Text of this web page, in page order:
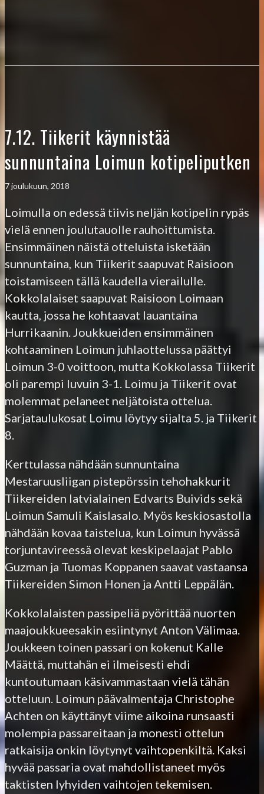
7.12. Tiikerit käynnistää
sunnuntaina Loimun kotipeliputken
7 joulukuun, 2018
Loimulla on edessä tiivis neljän kotipelin rypäs
vielä ennen joulutauolle rauhoittumista.
Ensimmäinen näistä otteluista isketään
sunnuntaina, kun Tiikerit saapuvat Raisioon
toistamiseen tällä kaudella vierailulle.
Kokkolalaiset saapuvat Raisioon Loimaan
kautta, jossa he kohtaavat lauantaina
Hurrikaanin. Joukkueiden ensimmäinen
kohtaaminen Loimun juhlaottelussa päättyi
Loimun 3-0 voittoon, mutta Kokkolassa Tiikerit
oli parempi luvuin 3-1. Loimu ja Tiikerit ovat
molemmat pelaneet neljätoista ottelua.
Sarjataulukosat Loimu löytyy sijalta 5. ja Tiikerit
8.
Kerttulassa nähdään sunnuntaina
Mestaruusliigan pistepörssin tehohakkurit
Tiikereiden latvialainen Edvarts Buivids sekä
Loimun Samuli Kaislasalo. Myös keskiosastolla
nähdään kovaa taistelua, kun Loimun hyvässä
torjuntavireessä olevat keskipelaajat Pablo
Guzman ja Tuomas Koppanen saavat vastaansa
Tiikereiden Simon Honen ja Antti Leppälän.
Kokkolalaisten passipeliä pyörittää nuorten
maajoukkueesakin esiintynyt Anton Välimaa.
Joukkeen toinen passari on kokenut Kalle
Määttä, muttahän ei ilmeisesti ehdi
kuntoutumaan käsivammastaan vielä tähän
otteluun. Loimun päävalmentaja Christophe
Achten on käyttänyt viime aikoina runsaasti
molempia passareitaan ja monesti ottelun
ratkaisija onkin löytynyt vaihtopenkiltä. Kaksi
hyvää passaria ovat mahdollistaneet myös
taktisten lyhyiden vaihtojen tekemisen.